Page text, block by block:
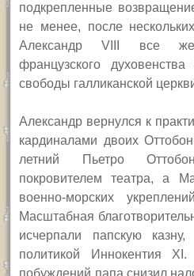
подкрепленные
не менее, после
АлександрVIII все же
французского
свободы галликанской
Александр вернулся к
кардиналами двоих
летний Пьетро
покровителем театра, а
военно-морских
Масштабная
исчерпали папскую
политикой Иннокентия XI.
побуждений папа снизил